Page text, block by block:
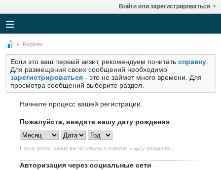
Войти или зарегистрироваться
Register
Если это ваш первый визит, рекомендуем почитать справку
Для размещения своих сообщений необходимо
зарегистрироваться - это не займет много времени. Для
просмотра сообщений выберите раздел.
Начните процесс вашей регистрации.
Пожалуйста, введите вашу дату рождения
После регистрации вы не сможете изменить дату рождения.
Авторизация через социальные сети